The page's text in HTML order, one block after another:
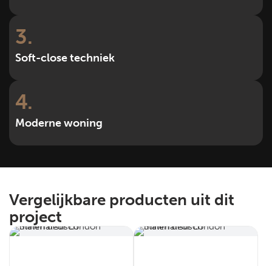
3
Soft-close techniek
4
Moderne woning
Vergelijkbare producten uit dit
project